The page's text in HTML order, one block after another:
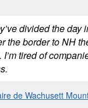
divided the
the border to NH
tired of
de Wachusett